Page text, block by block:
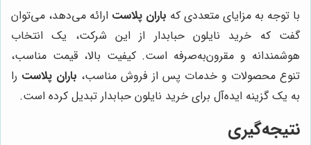
با توجه به مزایای متعددی که باران پلاست ارائه می‌دهد، می‌توان
گفت که خرید نایلون حبابدار از این شرکت، یک انتخاب
هوشمندانه و مقرون‌به‌صرفه است. کیفیت بالا، قیمت مناسب،
تنوع محصولات و خدمات پس از فروش مناسب، باران پلاست را
به یک گزینه ایده‌آل برای خرید نایلون حبابدار تبدیل کرده است.
نتیجه‌گیری